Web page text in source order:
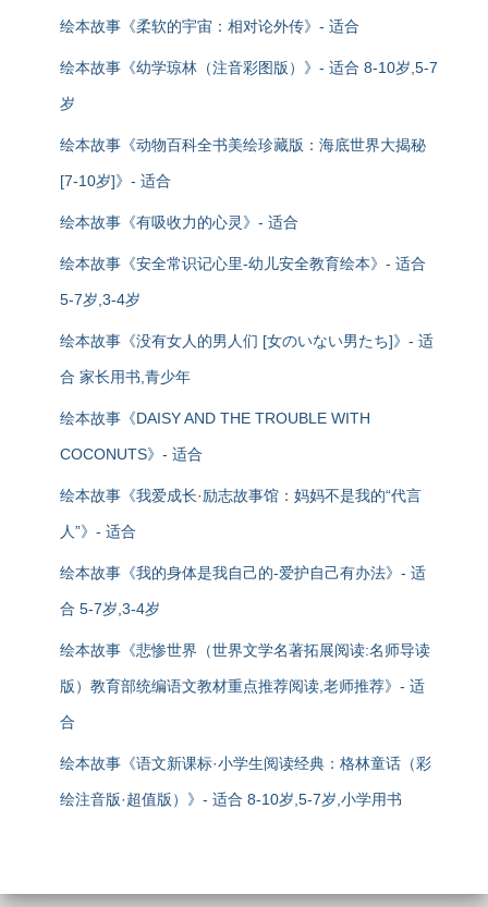
绘本故事《柔软的宇宙：相对论外传》- 适合
绘本故事《幼学琼林（注音彩图版）》- 适合 8-10岁,5-7
岁
绘本故事《动物百科全书美绘珍藏版：海底世界大揭秘
[7-10岁]》- 适合
绘本故事《有吸收力的心灵》- 适合
绘本故事《安全常识记心里-幼儿安全教育绘本》- 适合
5-7岁,3-4岁
绘本故事《没有女人的男人们 [女のいない男たち]》- 适
合 家长用书,青少年
绘本故事《DAISY AND THE TROUBLE WITH
COCONUTS》- 适合
绘本故事《我爱成长·励志故事馆：妈妈不是我的“代言
人”》- 适合
绘本故事《我的身体是我自己的-爱护自己有办法》- 适
合 5-7岁,3-4岁
绘本故事《悲惨世界（世界文学名著拓展阅读:名师导读
版）教育部统编语文教材重点推荐阅读,老师推荐》- 适
合
绘本故事《语文新课标·小学生阅读经典：格林童话（彩
绘注音版·超值版）》- 适合 8-10岁,5-7岁,小学用书